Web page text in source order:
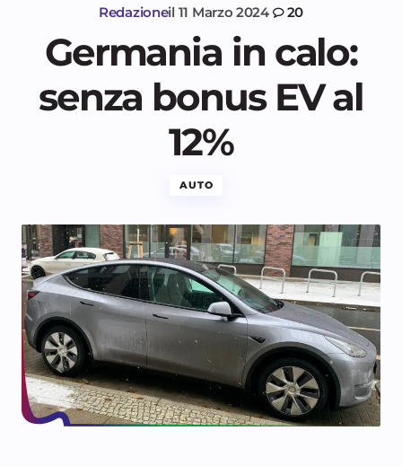
Redazioneil 11 Marzo 2024 20
Germania in calo:
senza bonus EV al
12%
AUTO